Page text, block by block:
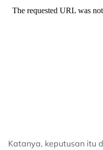
Katanya, keputusan itu